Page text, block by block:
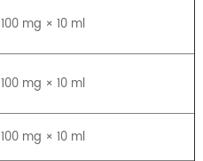
100 mg × 10 ml
100 mg × 10 ml
100 mg × 10 ml